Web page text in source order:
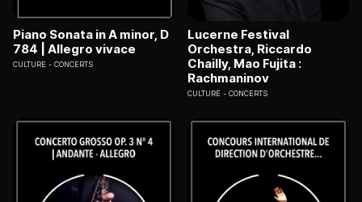
Piano Sonata in A minor, D
784 | Allegro vivace
CULTURE CONCERTS
Lucerne Festival
Orchestra, Riccardo
Chailly, Mao Fujita :
Rachmaninov
CULTURE CONCERTS